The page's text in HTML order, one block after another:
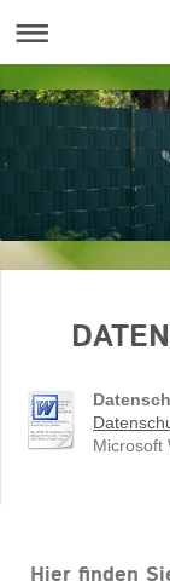
Microsoft
Hier finden